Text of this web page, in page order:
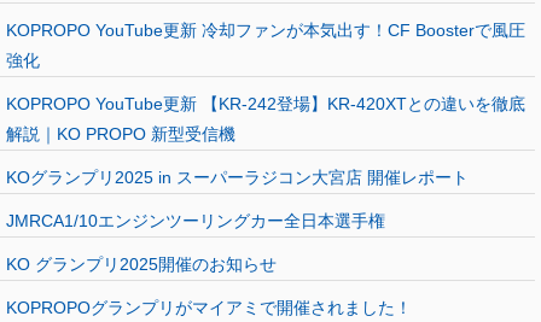
KOPROPO YouTube更新 冷却ファンが本気出す！CF Boosterで風圧
強化
KOPROPO YouTube更新 【KR-242登場】KR-420XTとの違いを徹底
解説｜KO PROPO 新型受信機
KOグランプリ2025 in スーパーラジコン大宮店 開催レポート
JMRCA1/10エンジンツーリングカー全日本選手権
KO グランプリ2025開催のお知らせ
KOPROPOグランプリがマイアミで開催されました！